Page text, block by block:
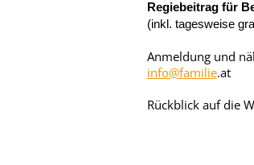
Regiebeitrag für
(inkl. tagesweise
Anmeldung und
info@familie.at
Rückblick auf die